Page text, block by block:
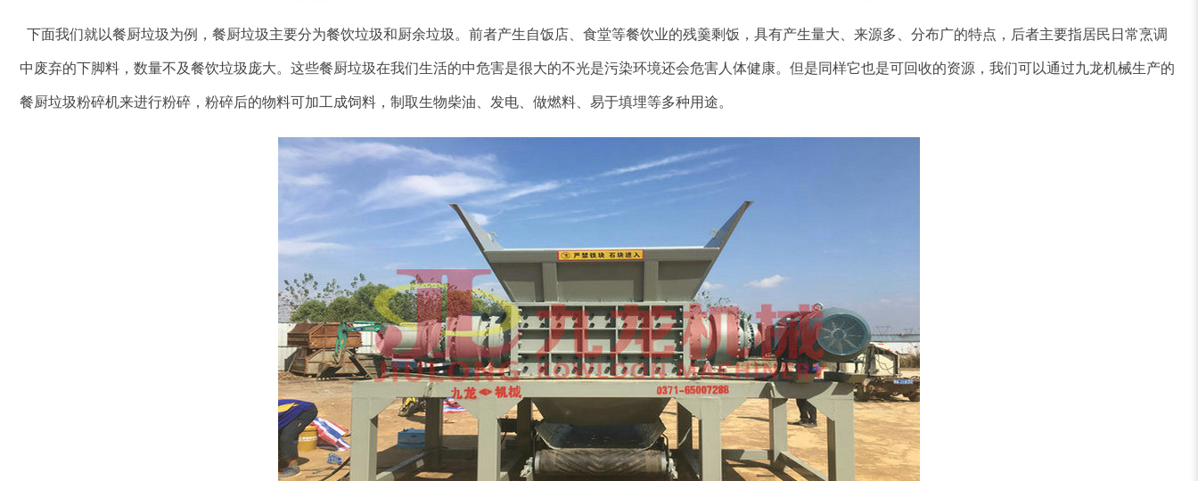
下面我们就以餐厨垃圾为例，餐厨垃圾主要分为餐饮垃圾和厨余垃圾。前者产生自饭店、食堂等餐饮业的残羹剩饭，具有产生量大、来源多、分布广的特点，后者主要指居民日常烹调
中废弃的下脚料，数量不及餐饮垃圾庞大。这些餐厨垃圾在我们生活的中危害是很大的不光是污染环境还会危害人体健康。但是同样它也是可回收的资源，我们可以通过九龙机械生产的
餐厨垃圾粉碎机来进行粉碎，粉碎后的物料可加工成饲料，制取生物柴油、发电、做燃料、易于填埋等多种用途。